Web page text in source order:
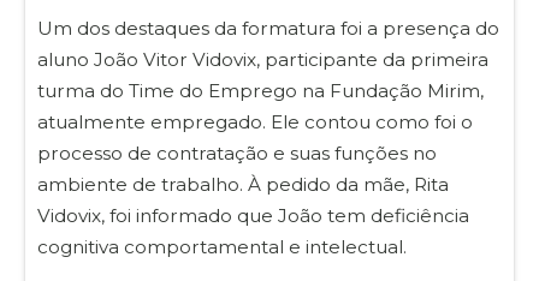
Um dos destaques da formatura foi a presença do
aluno João Vitor Vidovix, participante da primeira
turma do Time do Emprego na Fundação Mirim,
atualmente empregado. Ele contou como foi o
processo de contratação e suas funções no
ambiente de trabalho. À pedido da mãe, Rita
Vidovix, foi informado que João tem deficiência
cognitiva comportamental e intelectual.